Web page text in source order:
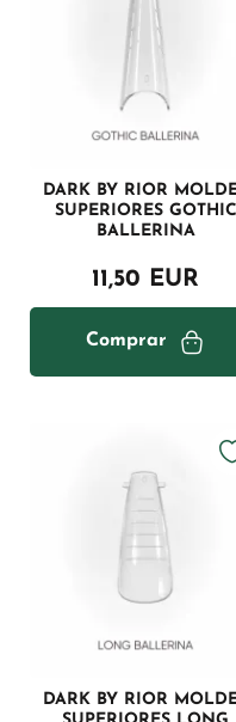
DARK BY RIOR
SUPERIORES GOTHIC
BALLERINA
11,50 EUR
Comprar
DARK BY RIOR